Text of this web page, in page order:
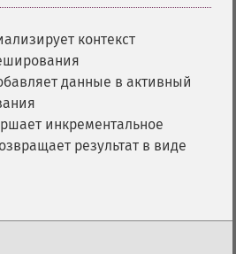
контекст
данные в активный
инкрементальное
результат в виде